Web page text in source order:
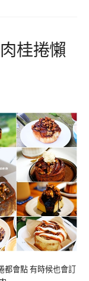
桂捲懶
都會點 有時候也會訂